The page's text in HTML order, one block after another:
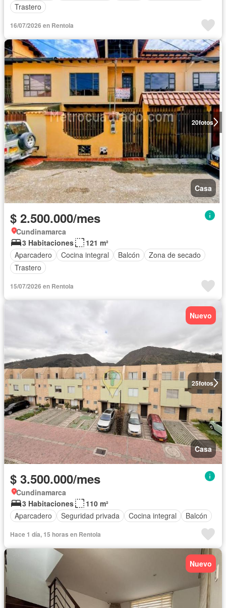
Trastero
16/07/2026 en Rentola
20fotos
Casa
$ 2.500.000/mes
Cundinamarca
3 Habitaciones
121 m²
Aparcadero
Cocina integral Balcón
Zona de secado
Trastero
15/07/2026 en Rentola
25fotos
Nuevo
Casa
$ 3.500.000/mes
Cundinamarca
3 Habitaciones
110 m²
Aparcadero
Seguridad privada Cocina integral Balcón
Hace 1 día, 15 horas en Rentola
Nuevo